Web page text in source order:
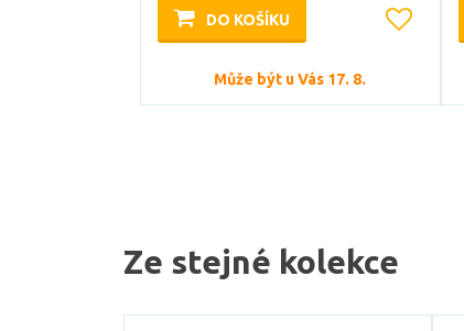
DO KOŠÍKU
Může být u Vás 17. 8.
Ze stejné kolekce